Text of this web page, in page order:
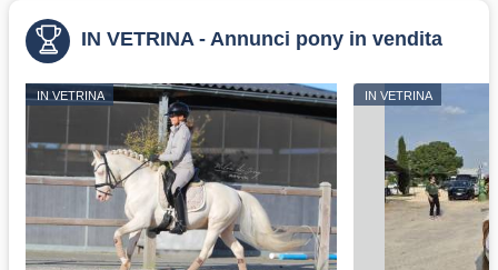
IN VETRINA - Annunci pony in vendita
IN VETRINA IN VETRINA